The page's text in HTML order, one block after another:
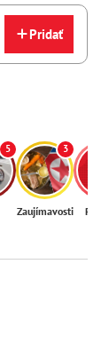
Pridať
5 3
Zaujímavosti